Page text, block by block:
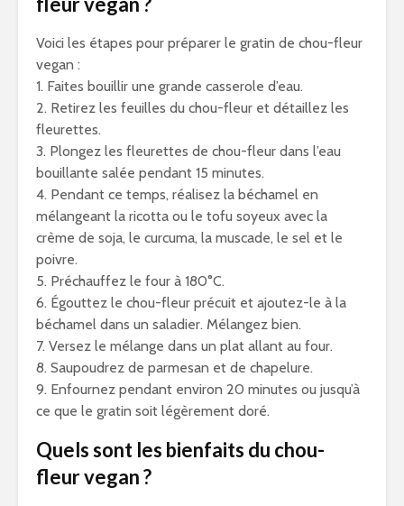
Voici les étapes pour préparer le gratin de chou-fleur
vegan :
1. Faites bouillir une grande casserole d’eau.
2. Retirez les feuilles du chou-fleur et détaillez les
fleurettes.
3. Plongez les fleurettes de chou-fleur dans l’eau
bouillante salée pendant 15 minutes.
4. Pendant ce temps, réalisez la béchamel en
mélangeant la ricotta ou le tofu soyeux avec la
crème de soja, le curcuma, la muscade, le sel et le
poivre.
5. Préchauffez le four à 180°C.
6. Égouttez le chou-fleur précuit et ajoutez-le à la
béchamel dans un saladier. Mélangez bien.
7. Versez le mélange dans un plat allant au four.
8. Saupoudrez de parmesan et de chapelure.
9. Enfournez pendant environ 20 minutes ou jusqu’à
ce que le gratin soit légèrement doré.
Quels sont les bienfaits du chou-
fleur vegan ?